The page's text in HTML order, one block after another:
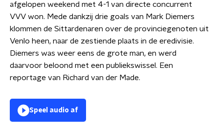
afgelopen weekend met 4-1 van directe concurrent
VVV won. Mede dankzij drie goals van Mark Diemers
klommen de Sittardenaren over de provinciegenoten uit
Venlo heen, naar de zestiende plaats in de eredivisie.
Diemers was weer eens de grote man, en werd
daarvoor beloond met een publiekswissel. Een
reportage van Richard van der Made.
Speel audio af